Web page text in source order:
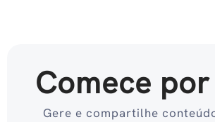
Comece
Gere e compartilhe